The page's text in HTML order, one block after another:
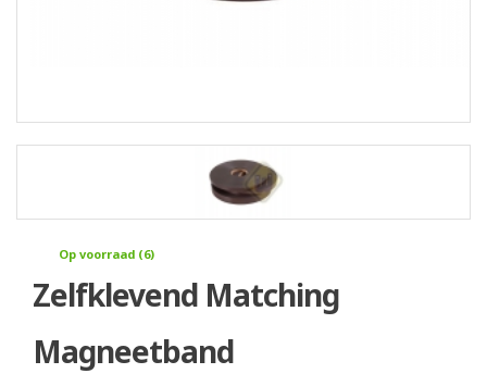
Op voorraad (6)
Zelfklevend Matching
Magneetband